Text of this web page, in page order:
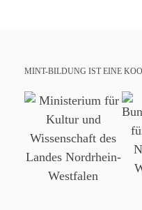
MINT-BILDUNG IST EINE